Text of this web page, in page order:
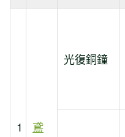
1
鳶
光復銅鐘